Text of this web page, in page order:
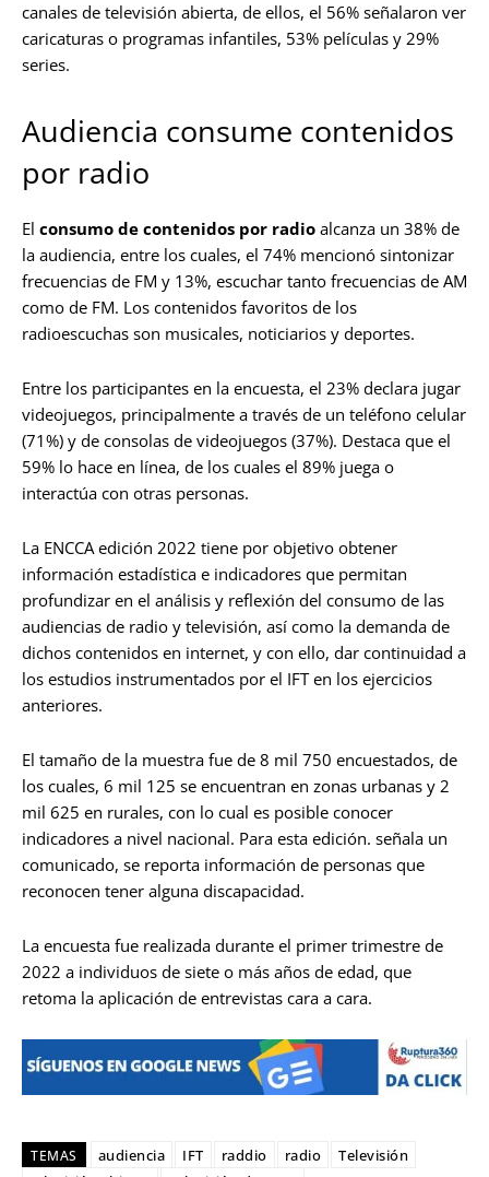
canales de televisión abierta, de ellos, el 56% señalaron ver
caricaturas o programas infantiles, 53% películas y 29%
series.
Audiencia consume contenidos
por radio
El consumo de contenidos por radio alcanza un 38% de
la audiencia, entre los cuales, el 74% mencionó sintonizar
frecuencias de FM y 13%, escuchar tanto frecuencias de AM
como de FM. Los contenidos favoritos de los
radioescuchas son musicales, noticiarios y deportes.
Entre los participantes en la encuesta, el 23% declara jugar
videojuegos, principalmente a través de un teléfono celular
(71%) y de consolas de videojuegos (37%). Destaca que el
59% lo hace en línea, de los cuales el 89% juega o
interactúa con otras personas.
La ENCCA edición 2022 tiene por objetivo obtener
información estadística e indicadores que permitan
profundizar en el análisis y reflexión del consumo de las
audiencias de radio y televisión, así como la demanda de
dichos contenidos en internet, y con ello, dar continuidad a
los estudios instrumentados por el IFT en los ejercicios
anteriores.
El tamaño de la muestra fue de 8 mil 750 encuestados, de
los cuales, 6 mil 125 se encuentran en zonas urbanas y 2
mil 625 en rurales, con lo cual es posible conocer
indicadores a nivel nacional. Para esta edición. señala un
comunicado, se reporta información de personas que
reconocen tener alguna discapacidad.
La encuesta fue realizada durante el primer trimestre de
2022 a individuos de siete o más años de edad, que
retoma la aplicación de entrevistas cara a cara.
TEMAS audiencia IFT raddio radio
Televisión